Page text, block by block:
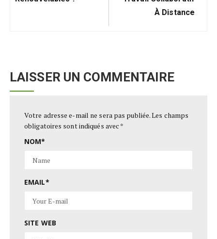
À Distance
LAISSER UN COMMENTAIRE
Votre adresse e-mail ne sera pas publiée.Les champs
obligatoires sont indiqués avec *
NOM*
EMAIL*
SITE WEB